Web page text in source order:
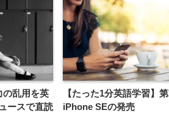
の乱用を英
ースで直読
【たった1分英語学習】
iPhone SEの発売